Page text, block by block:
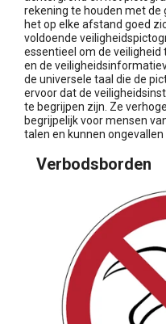
rekening te houden met
het op elke afstand goed
voldoende
essentieel om de
en de
de universele taal die de
ervoor dat de
te begrijpen zijn. Ze
begrijpelijk voor mensen
talen en kunnen
Verbodsborden